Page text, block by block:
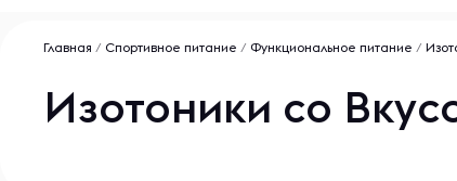
Главная / Спортивное питание / Функциональное питание /
Изотоники со